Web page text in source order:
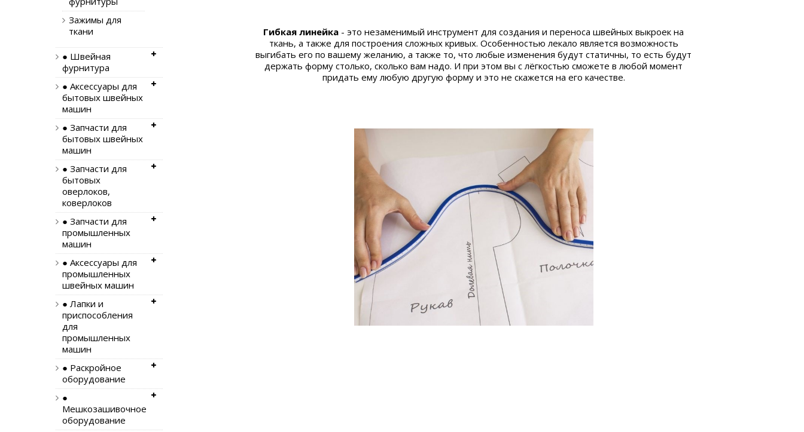
Гибкая линейка - это незаменимый инструмент для создания и переноса швейных выкроек на
ткань, а также для построения сложных кривых. Особенностью лекало является возможность
выгибать его по вашему желанию, а также то, что любые изменения будут статичны, то есть будут
держать форму столько, сколько вам надо. И при этом вы с лёгкостью сможете в любой момент
придать ему любую другую форму и это не скажется на его качестве.
Зажимы для
ткани
● Швейная
фурнитура
● Аксессуары для
бытовых швейных
машин
● Запчасти для
бытовых швейных
машин
● Запчасти для
бытовых
оверлоков,
коверлоков
● Запчасти для
промышленных
машин
● Аксессуары для
промышленных
швейных машин
● Лапки и
приспособления
для
промышленных
машин
● Раскройное
оборудование
●
Мешкозашивочное
оборудование